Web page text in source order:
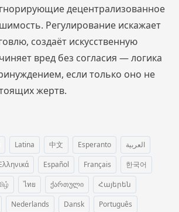
децентрализованное
Регулирование искажает
создаёт искусственную
вред без согласия — логика
если только оно не
жертв.
Latina 中文 Esperanto
العربية
Español Français
한국어
ไทย ქართული
Հայերեն
Nederlands Dansk
Português